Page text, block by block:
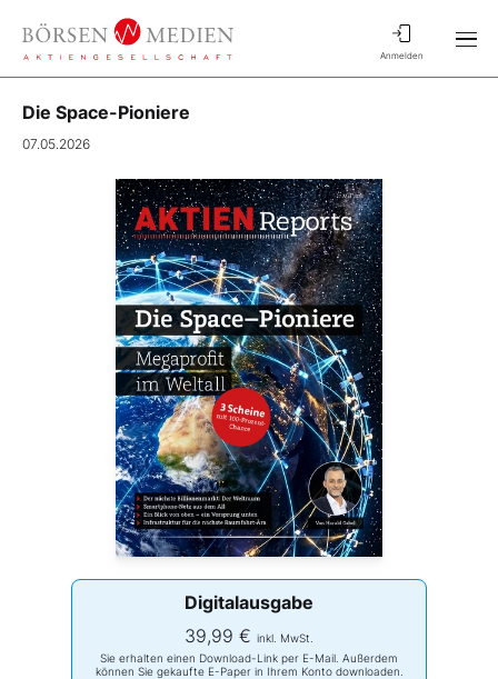
Anmelden
Die Space-Pioniere
07.05.2026
Digitalausgabe
39,99 € inkl. MwSt.
Sie erhalten einen Download-Link per E-Mail. Außerdem
können Sie gekaufte E-Paper in Ihrem Konto downloaden.